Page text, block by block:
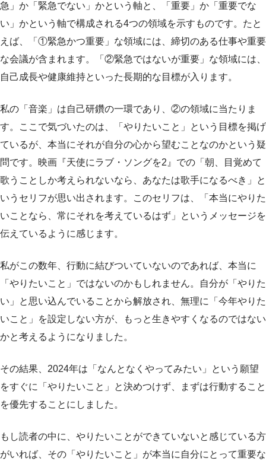
急」か「緊急でない」かという軸と、「重要」か「重要でな
い」かという軸で構成される4つの領域を示すものです。たと
えば、「①緊急かつ重要」な領域には、締切のある仕事や重要
な会議が含まれます。「②緊急ではないが重要」な領域には、
自己成長や健康維持といった長期的な目標が入ります。
私の「音楽」は自己研鑽の一環であり、②の領域に当たりま
す。ここで気づいたのは、「やりたいこと」という目標を掲げ
ているが、本当にそれが自分の心から望むことなのかという疑
問です。映画『天使にラブ・ソングを2』での「朝、目覚めて
歌うことしか考えられないなら、あなたは歌手になるべき」と
いうセリフが思い出されます。このセリフは、「本当にやりた
いことなら、常にそれを考えているはず」というメッセージを
伝えているように感じます。
私がこの数年、行動に結びついていないのであれば、本当に
「やりたいこと」ではないのかもしれません。自分が「やりた
い」と思い込んでいることから解放され、無理に「今年やりた
いこと」を設定しない方が、もっと生きやすくなるのではない
かと考えるようになりました。
その結果、2024年は「なんとなくやってみたい」という願望
をすぐに「やりたいこと」と決めつけず、まずは行動すること
を優先することにしました。
もし読者の中に、やりたいことができていないと感じている方
がいれば、その「やりたいこと」が本当に自分にとって重要な